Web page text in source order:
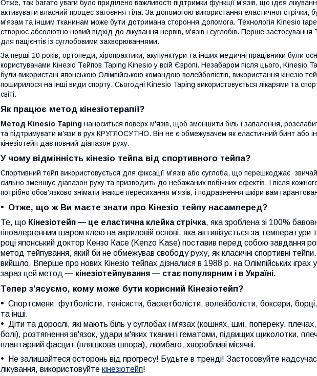
Отже, так багато уваги було приділено важливості підтримки функції м'язів, що ідея
активувати власний процес загоєння тіла. За допомогою використання еластичної стрічки,
м'язам та іншим тканинам може бути дотримана стороння допомога. Технологія Kinesio tape
створює абсолютно новий підхід до лікування нервів, м'язів і суглобів. Перше
для пацієнтів із суглобовими захворюваннями.
За перші 10 років, ортопеди, хіропрактики, акупунктури та інших медичні працівники були
користувачами Кінезіо Тейпов Taping Kinesio у всій Європі. Незабаром після цього, Kinesio
були використані японською Олімпійською командою волейболістів, використання кінезіо
поширилося на інші види спорту. Сьогодні Kinesio Taping використовується лікарями та
світі.
Як працює метод кінезіотерапії?
Метод Kinesio Taping наноситься поверх м'язів, щоб зменшити біль і запалення,
та підтримувати м'язи в рух КРУГЛОСУТНО. Він не є обмежувачем як еластичний бинт або
кінезіотейп дає повний діапазон руху.
У чому відмінність кінезіо тейпа від спортивного тейпа?
Спортивний тейп використовується для фіксації м'язів або суглоба, що перешкоджає
сильно зменшує діапазон руху та призводить до небажаних побічних ефектів. І після
потрібно обов'язково знімати інакше пересихання м'язів, і подразнення шкіри вам
Отже, що ж Ви маєте знати про Кінезіо тейпу насамперед?
Те, що Кінезіотейп — це еластична клейка стрічка, яка зроблена зі 100%
гіпоалергенним шаром клею на акриловій основі, яка активізується за
році японський доктор Кензо Касе (Kenzo Kase) поставив перед собою завдання
метод тейпування, який би не обмежував свободу руху, як класичні спортивні тейпи.
вийшло. Вперше про нових Кінезіо тейпах дізналися в 1988 р. на Олімпійських іграх у
зараз цей метод — кінезіотейпування — стає популярним і в Україні.
Тепер з'ясуємо, кому може бути корисний Кінезіотейп?
Спортсмени: футболісти, тенісисти, баскетболісти, волейболісти, боксери,
та інші.
Діти та дорослі, які мають біль у суглобах і м'язах (кошнях, шиї, попереку, плечах,
болі), розтягнення зв'язок, удари м'яких тканин і гематоми, підвищих щиколотки,
плантарний фасцит (пляшкова шпора), люмбаго, хворобливі місячні.
Не залишайтеся осторонь від прогресу! Будьте в тренді! Застосовуйте
лікування, використовуйте кінезіотейп!